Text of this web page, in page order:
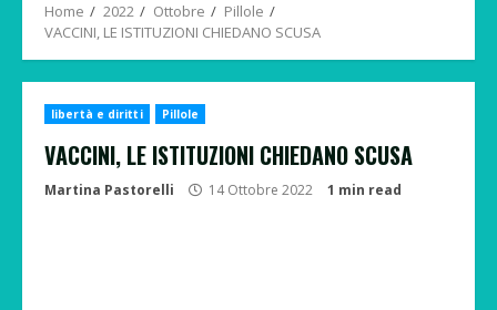
Home 2022 Ottobre
Pillole
VACCINI, LE ISTITUZIONI CHIEDANO SCUSA
libertà e diritti Pillole
VACCINI, LE ISTITUZIONI CHIEDANO SCUSA
Martina Pastorelli 14 Ottobre 2022 1 min read